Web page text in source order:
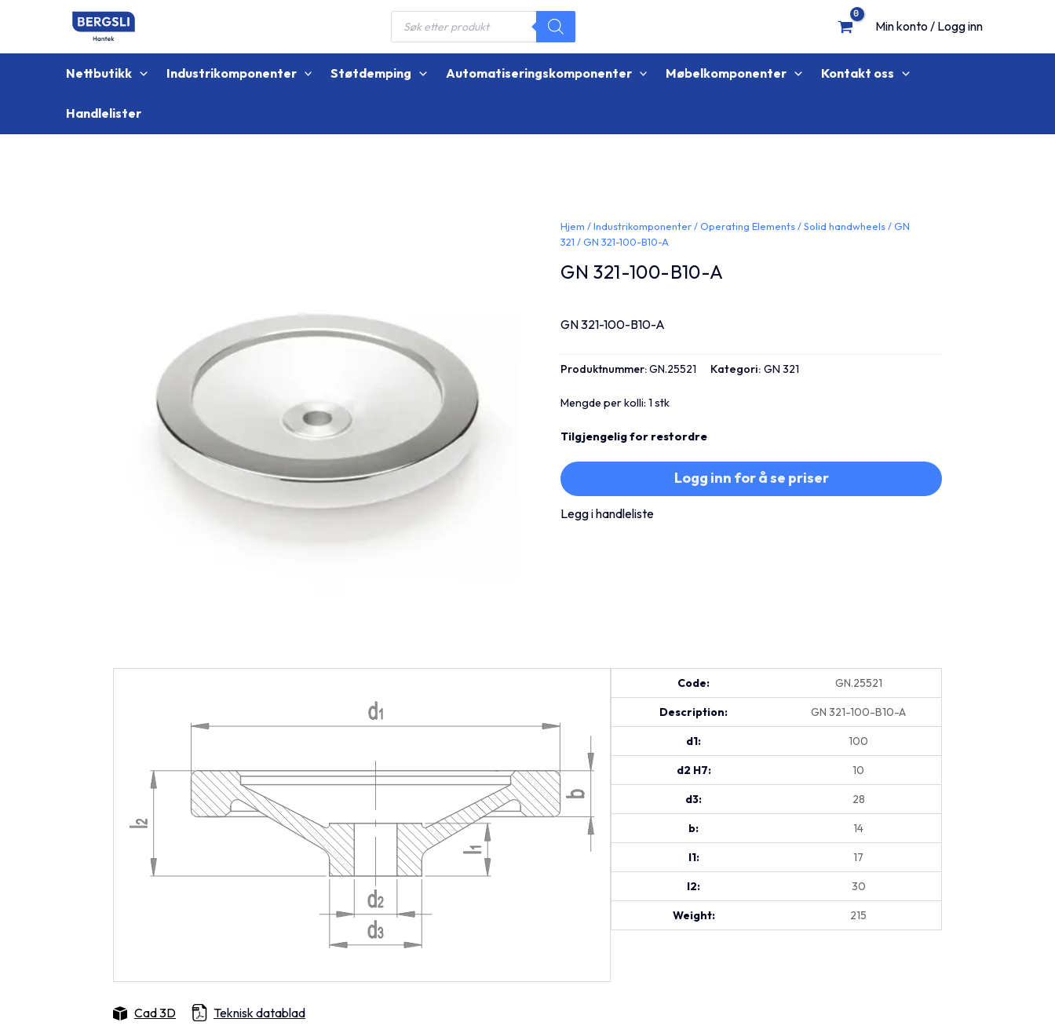
Products
search
Min konto / Logg inn
Nettbutikk Industrikomponenter Støtdemping Automatiseringskomponenter Møbelkomponenter Kontakt oss
Handlelister
Hjem /Industrikomponenter/Operating Elements/Solid handwheels/GN
321 / GN 321-100-B10-A
GN 321-100-B10-A
GN 321-100-B10-A
Produktnummer:GN.25521 Kategori:GN 321
Mengde per kolli: 1 stk
Tilgjengelig for restordre
Logg inn for å se priser
Legg i handleliste
Code: GN.25521
Description: GN 321-100-B10-A
d1: 100
d2 H7: 10
d3: 28
b: 14
l1: 17
l2: 30
Weight: 215
Cad 3D Teknisk datablad